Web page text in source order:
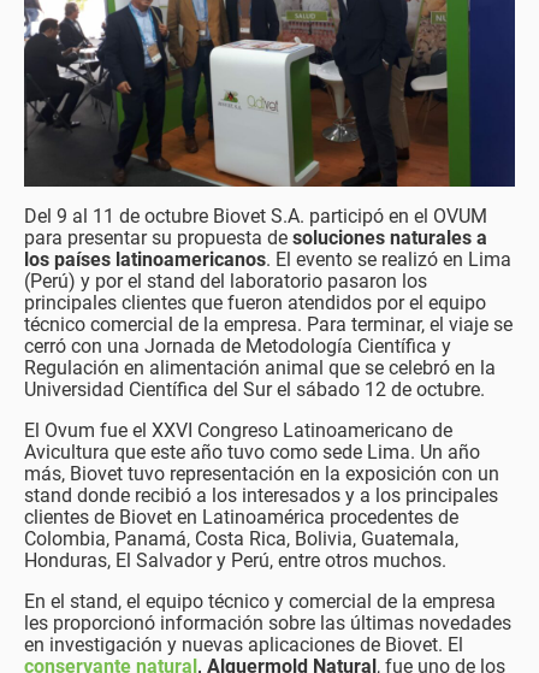
Del 9 al 11 de octubre Biovet S.A. participó en el OVUM
para presentar su propuesta de soluciones naturales a
los países latinoamericanos. El evento se realizó en Lima
(Perú) y por el stand del laboratorio pasaron los
principales clientes que fueron atendidos por el equipo
técnico comercial de la empresa. Para terminar, el viaje se
cerró con una Jornada de Metodología Científica y
Regulación en alimentación animal que se celebró en la
Universidad Científica del Sur el sábado 12 de octubre.
El Ovum fue el XXVI Congreso Latinoamericano de
Avicultura que este año tuvo como sede Lima. Un año
más, Biovet tuvo representación en la exposición con un
stand donde recibió a los interesados y a los principales
clientes de Biovet en Latinoamérica procedentes de
Colombia, Panamá, Costa Rica, Bolivia, Guatemala,
Honduras, El Salvador y Perú, entre otros muchos.
En el stand, el equipo técnico y comercial de la empresa
les proporcionó información sobre las últimas novedades
en investigación y nuevas aplicaciones de Biovet. El
conservante natural, Alquermold Natural, fue uno de los